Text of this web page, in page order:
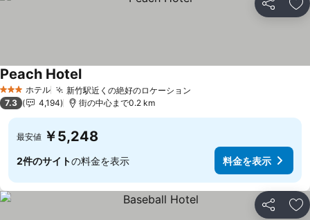
シェア お
3 ホテルのランク
ホテル 新竹駅近くの絶好のロケーション
Peach Hotel
7.3 4,194 街の中心まで0.2 km
最安値 ￥5,248
2件のサイトの料金を表示 料金を表示
シェア お